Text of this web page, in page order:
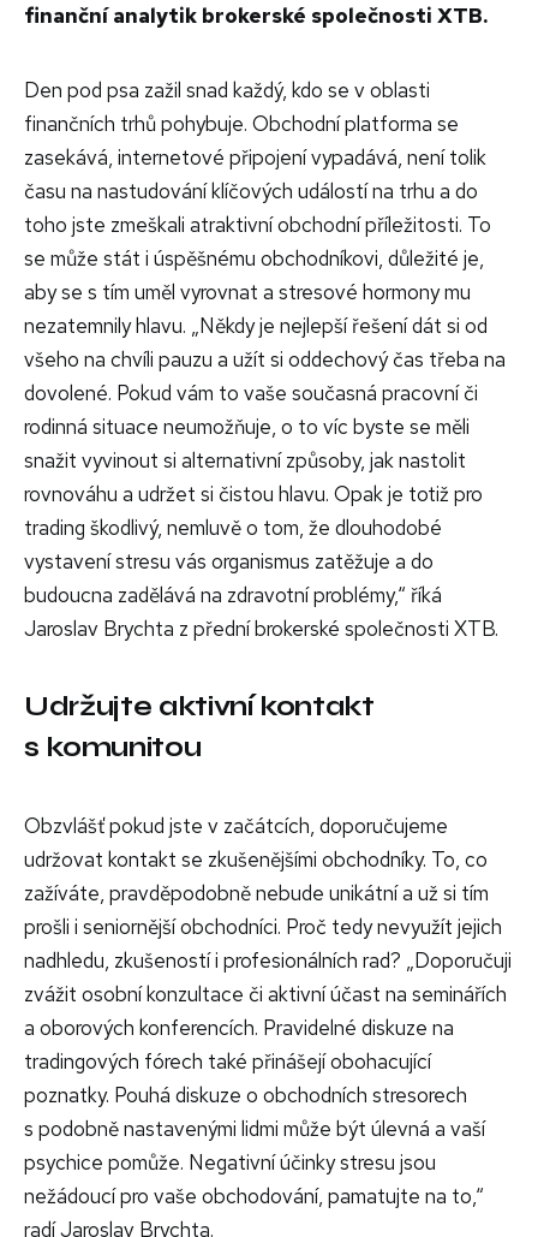
finanční analytik brokerské společnosti XTB.
Den pod psa zažil snad každý, kdo se v oblasti
finančních trhů pohybuje. Obchodní platforma se
zasekává, internetové připojení vypadává, není tolik
času na nastudování klíčových událostí na trhu a do
toho jste zmeškali atraktivní obchodní příležitosti. To
se může stát i úspěšnému obchodníkovi, důležité je,
aby se s tím uměl vyrovnat a stresové hormony mu
nezatemnily hlavu. „Někdy je nejlepší řešení dát si od
všeho na chvíli pauzu a užít si oddechový čas třeba na
dovolené. Pokud vám to vaše současná pracovní či
rodinná situace neumožňuje, o to víc byste se měli
snažit vyvinout si alternativní způsoby, jak nastolit
rovnováhu a udržet si čistou hlavu. Opak je totiž pro
trading škodlivý, nemluvě o tom, že dlouhodobé
vystavení stresu vás organismus zatěžuje a do
budoucna zadělává na zdravotní problémy,“ říká
Jaroslav Brychta z přední brokerské společnosti XTB.
Udržujte aktivní kontakt
s komunitou
Obzvlášť pokud jste v začátcích, doporučujeme
udržovat kontakt se zkušenějšími obchodníky. To, co
zažíváte, pravděpodobně nebude unikátní a už si tím
prošli i seniornější obchodníci. Proč tedy nevyužít jejich
nadhledu, zkušeností i profesionálních rad? „Doporučuji
zvážit osobní konzultace či aktivní účast na seminářích
a oborových konferencích. Pravidelné diskuze na
tradingových fórech také přinášejí obohacující
poznatky. Pouhá diskuze o obchodních stresorech
s podobně nastavenými lidmi může být úlevná a vaší
psychice pomůže. Negativní účinky stresu jsou
nežádoucí pro vaše obchodování, pamatujte na to,“
radí Jaroslav Brychta.